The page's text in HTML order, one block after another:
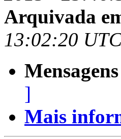
Arquivada
13:02:20
]
Mais